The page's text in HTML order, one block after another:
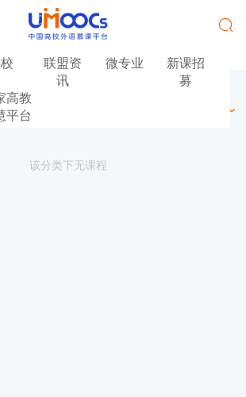
联盟资
讯
微专业
新课招
募
高教
平台
该分类下无课程